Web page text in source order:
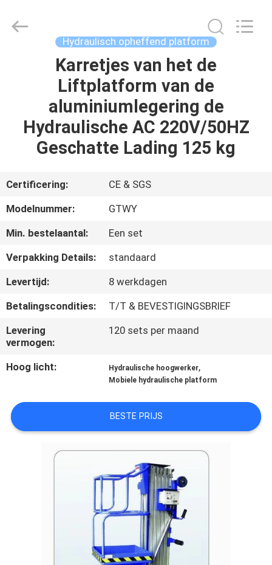
PRODUCTEN
ONGEVEER
FABRIEKSREIS
KWALITEITSCONTROLE
CONTACTEER
ONS
VERZOEK
OM
CITAAT
COMPANY
Machinery
Hydraulisch opheffend platform
Karretjes van het de
Liftplatform van de
aluminiumlegering de
Hydraulische AC 220V/50HZ
Geschatte Lading 125 kg
Certificering:
CE & SGS
Modelnummer:
GTWY
Min. bestelaantal:
Een set
Verpakking Details:
standaard
Levertijd:
8 werkdagen
Betalingscondities:
T/T & BEVESTIGINGSBRIEF
Levering
vermogen:
120 sets per maand
Hoog licht: Hydraulische hoogwerker,
Mobiele hydraulische platform
BESTE PRIJS